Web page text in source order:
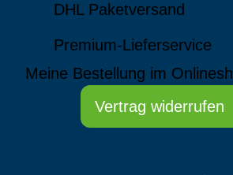
DHL Paketversand
Premium-Lieferservice
Meine Bestellung im
Vertrag widerrufen